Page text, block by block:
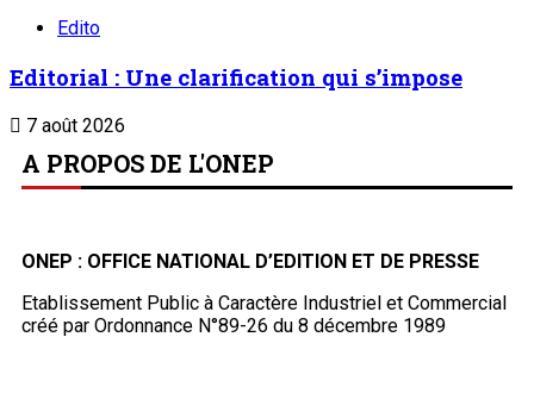
Edito
Editorial : Une clarification qui s’impose
7 août 2026
A PROPOS DE L'ONEP
ONEP : OFFICE NATIONAL D’EDITION ET DE PRESSE
Etablissement Public à Caractère Industriel et Commercial
créé par Ordonnance N°89-26 du 8 décembre 1989